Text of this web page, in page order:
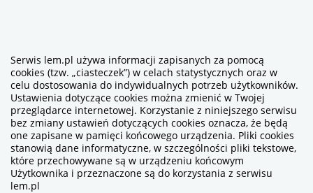
Serwis lem.pl używa informacji zapisanych za pomocą
cookies (tzw. „ciasteczek”) w celach statystycznych oraz w
celu dostosowania do indywidualnych potrzeb użytkowników.
Ustawienia dotyczące cookies można zmienić w Twojej
przeglądarce internetowej. Korzystanie z niniejszego serwisu
bez zmiany ustawień dotyczących cookies oznacza, że będą
one zapisane w pamięci końcowego urządzenia. Pliki cookies
stanowią dane informatyczne, w szczególności pliki tekstowe,
które przechowywane są w urządzeniu końcowym
Użytkownika i przeznaczone są do korzystania z serwisu
lem.pl